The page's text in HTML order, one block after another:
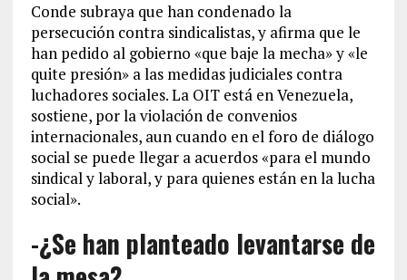
Conde subraya que han condenado la
persecución contra sindicalistas, y afirma que le
han pedido al gobierno «que baje la mecha» y «le
quite presión» a las medidas judiciales contra
luchadores sociales. La OIT está en Venezuela,
sostiene, por la violación de convenios
internacionales, aun cuando en el foro de diálogo
social se puede llegar a acuerdos «para el mundo
sindical y laboral, y para quienes están en la lucha
social».
-¿Se han planteado levantarse de